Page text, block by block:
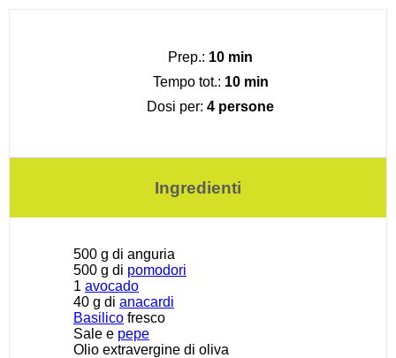
Prep.: 10 min
Tempo tot.: 10 min
Dosi per: 4 persone
Ingredienti
500 g di anguria
500 g di pomodori
1 avocado
40 g di anacardi
Basilico fresco
Sale e pepe
Olio extravergine di oliva